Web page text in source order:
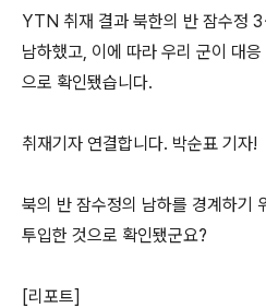
YTN 취재 결과 북한의 반 잠수정
남하했고, 이에 따라 우리 군이 대
으로 확인됐습니다.
취재기자 연결합니다. 박순표 기자!
북의 반 잠수정의 남하를 경계하기
투입한 것으로 확인됐군요?
[리포트]